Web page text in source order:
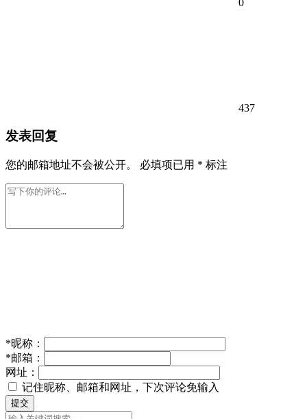
0
437
发表回复
您的邮箱地址不会被公开。 必填项已用 * 标注
*昵称：
*邮箱：
网址：
记住昵称、邮箱和网址，下次评论免输入
提交